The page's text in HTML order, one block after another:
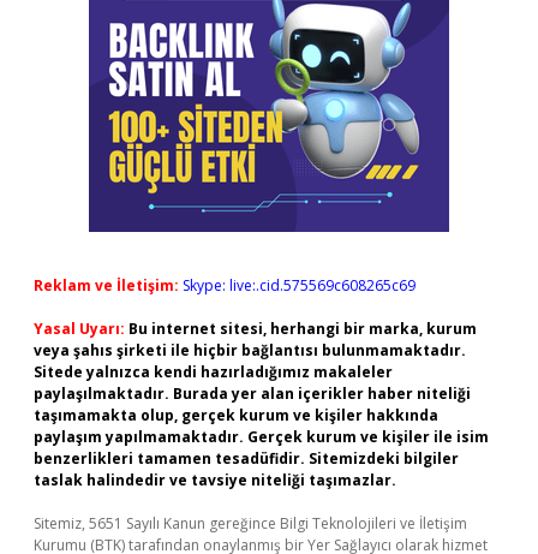
Reklam ve İletişim: Skype: live:.cid.575569c608265c69
Yasal Uyarı: Bu internet sitesi, herhangi bir marka, kurum
veya şahıs şirketi ile hiçbir bağlantısı bulunmamaktadır.
Sitede yalnızca kendi hazırladığımız makaleler
paylaşılmaktadır. Burada yer alan içerikler haber niteliği
taşımamakta olup, gerçek kurum ve kişiler hakkında
paylaşım yapılmamaktadır. Gerçek kurum ve kişiler ile isim
benzerlikleri tamamen tesadüfidir. Sitemizdeki bilgiler
taslak halindedir ve tavsiye niteliği taşımazlar.
Sitemiz, 5651 Sayılı Kanun gereğince Bilgi Teknolojileri ve İletişim
Kurumu (BTK) tarafından onaylanmış bir Yer Sağlayıcı olarak hizmet